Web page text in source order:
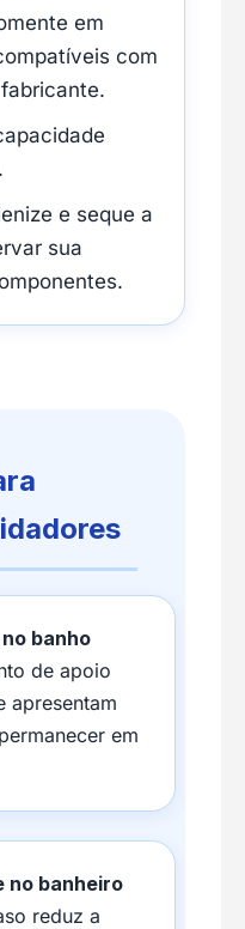
em
com
e seque a
sua
banho
de apoio
apresentam
em
no banheiro
reduz a